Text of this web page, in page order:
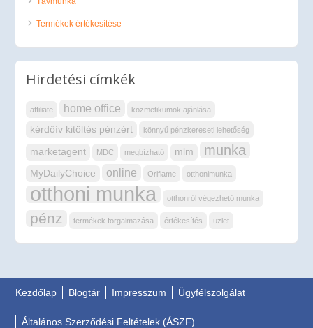
Termékek értékesítése
Hirdetési címkék
affiliate home office kozmetikumok ajánlása
kérdőív kitöltés pénzért könnyű pénzkereseti lehetőség
marketagent MDC megbízható mlm munka
MyDailyChoice online Oriflame otthonimunka
otthoni munka otthonról végezhető munka
pénz termékek forgalmazása értékesítés üzlet
Kezdőlap Blogtár Impresszum Ügyfélszolgálat
Általános Szerződési Feltételek (ÁSZF)